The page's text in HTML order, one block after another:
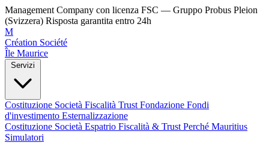
Management Company con licenza FSC — Gruppo Probus Pleion
(Svizzera) Risposta garantita entro 24h
M
Création Société
Île Maurice
Costituzione Società Fiscalità Trust Fondazione Fondi
d'investimento Esternalizzazione
Costituzione Società Espatrio Fiscalità & Trust Perché Mauritius
Simulatori